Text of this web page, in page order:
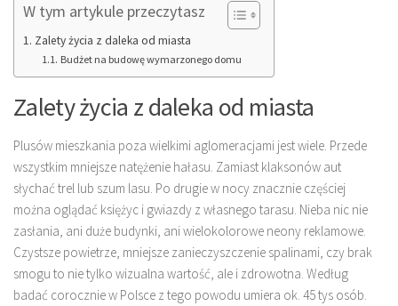
W tym artykule przeczytasz
Zalety życia z daleka od miasta
Budżet na budowę wymarzonego domu
Zalety życia z daleka od miasta
Plusów mieszkania poza wielkimi aglomeracjami jest wiele. Przede
wszystkim mniejsze natężenie hałasu. Zamiast klaksonów aut
słychać trel lub szum lasu. Po drugie w nocy znacznie częściej
można oglądać księżyc i gwiazdy z własnego tarasu. Nieba nic nie
zasłania, ani duże budynki, ani wielokolorowe neony reklamowe.
Czystsze powietrze, mniejsze zanieczyszczenie spalinami, czy brak
smogu to nie tylko wizualna wartość, ale i zdrowotna. Według
badać corocznie w Polsce z tego powodu umiera ok. 45 tys osób.